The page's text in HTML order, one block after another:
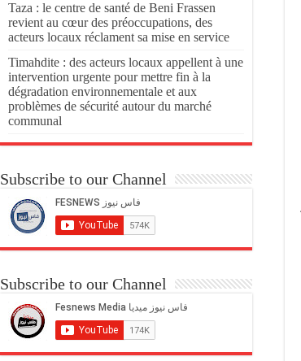
Taza : le centre de santé de Beni Frassen
revient au cœur des préoccupations, des
acteurs locaux réclament sa mise en service
Timahdite : des acteurs locaux appellent à une
intervention urgente pour mettre fin à la
dégradation environnementale et aux
problèmes de sécurité autour du marché
communal
Subscribe to our Channel
Subscribe to our Channel